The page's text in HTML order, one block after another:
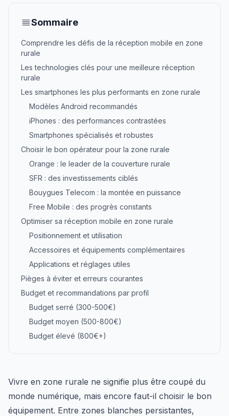
Sommaire
Comprendre les défis de la réception mobile en zone
rurale
Les technologies clés pour une meilleure réception
rurale
Les smartphones les plus performants en zone rurale
Modèles Android recommandés
iPhones : des performances contrastées
Smartphones spécialisés et robustes
Choisir le bon opérateur pour la zone rurale
Orange : le leader de la couverture rurale
SFR : des investissements ciblés
Bouygues Telecom : la montée en puissance
Free Mobile : des progrès constants
Optimiser sa réception mobile en zone rurale
Positionnement et utilisation
Accessoires et équipements complémentaires
Applications et réglages utiles
Pièges à éviter et erreurs courantes
Budget et recommandations par profil
Budget serré (300-500€)
Budget moyen (500-800€)
Budget élevé (800€+)
Vivre en zone rurale ne signifie plus être coupé du
monde numérique, mais encore faut-il choisir le bon
équipement. Entre zones blanches persistantes,